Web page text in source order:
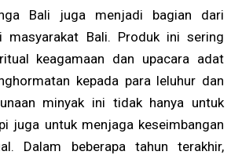
Bali juga menjadi bagian dari
masyarakat Bali. Produk ini sering
keagamaan dan upacara adat
kepada para leluhur dan
minyak ini tidak hanya untuk
juga untuk menjaga keseimbangan
Dalam beberapa tahun terakhir,